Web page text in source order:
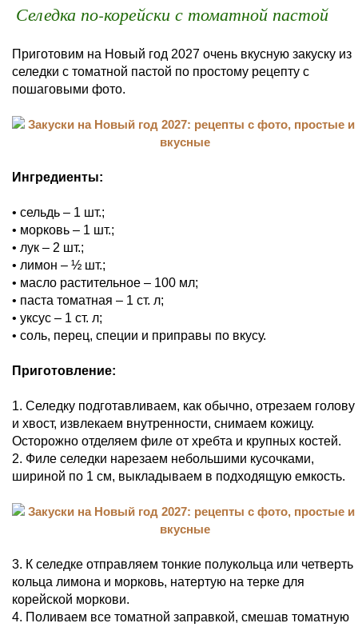
Селедка по-корейски с томатной пастой
Приготовим на Новый год 2027 очень вкусную закуску из
селедки с томатной пастой по простому рецепту с
пошаговыми фото.
Ингредиенты:
• сельдь – 1 шт.;
• морковь – 1 шт.;
• лук – 2 шт.;
• лимон – ½ шт.;
• масло растительное – 100 мл;
• паста томатная – 1 ст. л;
• уксус – 1 ст. л;
• соль, перец, специи и приправы по вкусу.
Приготовление:
1. Селедку подготавливаем, как обычно, отрезаем голову
и хвост, извлекаем внутренности, снимаем кожицу.
Осторожно отделяем филе от хребта и крупных костей.
2. Филе селедки нарезаем небольшими кусочками,
шириной по 1 см, выкладываем в подходящую емкость.
3. К селедке отправляем тонкие полукольца или четверть
кольца лимона и морковь, натертую на терке для
корейской моркови.
4. Поливаем все томатной заправкой, смешав томатную